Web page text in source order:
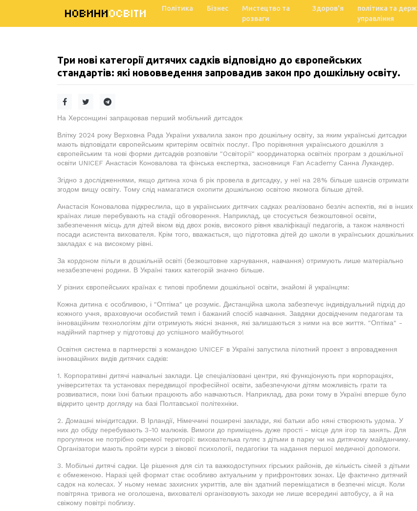
НОВИНИОСВІТИ Політика Бізнес
Мистецтво та
розваги
Здоров'я
політика та
управління
Три нові категорії дитячих садків відповідно до європейських
стандартів: які нововведення запровадив закон про дошкільну освіту.
На Херсонщині запрацював перший мобільний дитсадок
Влітку 2024 року Верховна Рада України ухвалила закон про дошкільну освіту, за яким українські дитсадки
мають відповідати європейським критеріям освітніх послуг. Про порівняння українського дошкілля з
європейським та нові форми дитсадків розповіли "Ocвiтopiї" координаторка освітніх програм з дошкільної
освіти UNICEF Анастасія Коновалова та фінська експертка, засновниця Fan Academy Санна Лукандер.
Згідно з дослідженнями, якщо дитина хоча б рік провела в дитсадку, у неї на 28% більше шансів отримати
згодом вищу освіту. Тому слід намагатися охопити дошкільною освітою якомога більше дітей.
Анастасія Коновалова підкреслила, що в українських дитячих садках реалізовано безліч аспектів, які в інших
країнах лише перебувають на стадії обговорення. Наприклад, це стосується безкоштовної освіти,
забезпечення місць для дітей віком від двох років, високого рівня кваліфікації педагогів, а також наявності
посади асистента вихователя. Крім того, вважається, що підготовка дітей до школи в українських дошкільних
закладах є на високому рівні.
За кордоном пільги в дошкільній освіті (безкоштовне харчування, навчання) отримують лише матеріально
незабезпечені родини. В Україні таких категорій значно більше.
У різних європейських країнах є типові проблеми дошкільної освіти, знайомі й українцям:
Кожна дитина є особливою, і "Оптіма" це розуміє. Дистанційна школа забезпечує індивідуальний підхід до
кожного учня, враховуючи особистий темп і бажаний спосіб навчання. Завдяки досвідченим педагогам та
інноваційним технологіям діти отримують якісні знання, які залишаються з ними на все життя. "Оптіма" -
надійний партнер у підготовці до успішного майбутнього!
Освітня система в партнерстві з командою UNICEF в Україні запустила пілотний проект з впровадження
інноваційних видів дитячих садків:
1. Корпоративні дитячі навчальні заклади. Це спеціалізовані центри, які функціонують при корпораціях,
університетах та установах передвищої професійної освіти, забезпечуючи дітям можливість грати та
розвиватися, поки їхні батьки працюють або навчаються. Наприклад, два роки тому в Україні вперше було
відкрито центр догляду на базі Полтавської політехніки.
2. Домашні мінідитсадки. В Ірландії, Німеччині поширені заклади, які батьки або няні створюють удома. У
них до обіду перебувають 3-10 малюків. Вимоги до приміщень дуже прості - місце для ігор та занять. Для
прогулянок не потрібно окремої території: вихователька гуляє з дітьми в парку чи на дитячому майданчику.
Організатори мають пройти курси з вікової психології, педагогіки та надання першої медичної допомоги.
3. Мобільні дитячі садки. Це рішення для сіл та важкодоступних гірських районів, де кількість сімей з дітьми
є обмеженою. Наразі цей формат стає особливо актуальним у прифронтових зонах. Це фактично дитячий
садок на колесах. У ньому немає захисних укриттів, але він здатний переміщатися в безпечні місця. Коли
повітряна тривога не оголошена, вихователі організовують заходи не лише всередині автобусу, а й на
свіжому повітрі поблизу.